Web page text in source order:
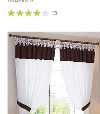
13